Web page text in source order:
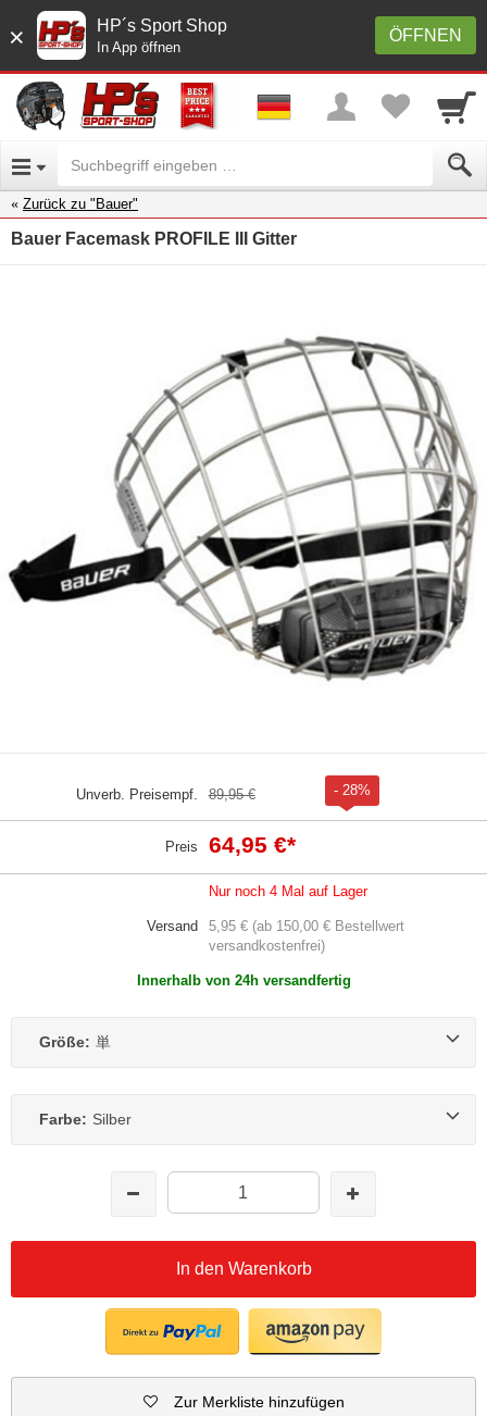
× ÖFFNEN
HP´s Sport Shop
In App öffnen
Zurück zu "Bauer"
Bauer Facemask PROFILE III Gitter
Unverb. Preisempf. 89,95 € - 28%
Preis 64,95 €*
Nur noch 4 Mal auf Lager
Versand
5,95 € (ab 150,00 € Bestellwert
versandkostenfrei)
Innerhalb von 24h versandfertig
Größe: 単
Farbe: Silber
In den Warenkorb
Zur Merkliste hinzufügen